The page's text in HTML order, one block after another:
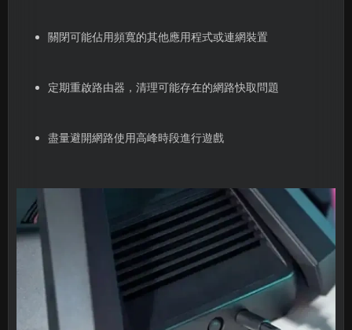
關閉可能佔用頻寬的其他應用程式或連網裝置
定期重啟路由器，清理可能存在的網路快取問題
盡量避開網路使用高峰時段進行遊戲